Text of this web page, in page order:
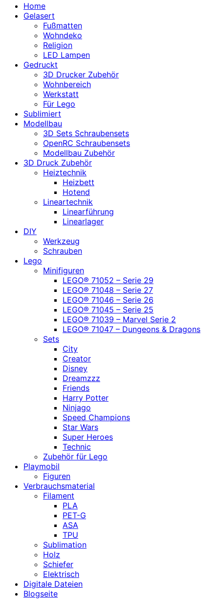
Home
Gelasert
Fußmatten
Wohndeko
Religion
LED Lampen
Gedruckt
3D Drucker Zubehör
Wohnbereich
Werkstatt
Für Lego
Sublimiert
Modellbau
3D Sets Schraubensets
OpenRC Schraubensets
Modellbau Zubehör
3D Druck Zubehör
Heiztechnik
Heizbett
Hotend
Lineartechnik
Linearführung
Linearlager
DIY
Werkzeug
Schrauben
Lego
Minifiguren
LEGO® 71052 – Serie 29
LEGO® 71048 – Serie 27
LEGO® 71046 – Serie 26
LEGO® 71045 – Serie 25
LEGO® 71039 – Marvel Serie 2
LEGO® 71047 – Dungeons & Dragons
Sets
City
Creator
Disney
Dreamzzz
Friends
Harry Potter
Ninjago
Speed Champions
Star Wars
Super Heroes
Technic
Zubehör für Lego
Playmobil
Figuren
Verbrauchsmaterial
Filament
PLA
PET-G
ASA
TPU
Sublimation
Holz
Schiefer
Elektrisch
Digitale Dateien
Blogseite